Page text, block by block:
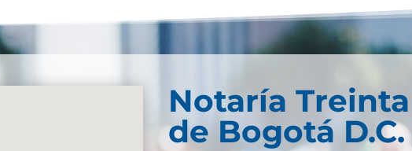
Notaría
de Bogotá D.C.